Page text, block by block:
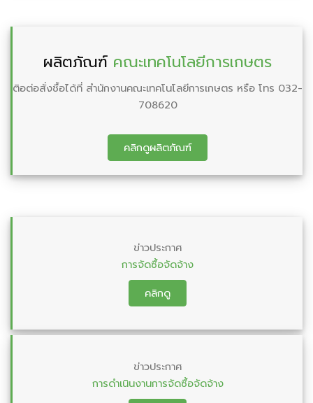
ผลิตภัณฑ์ คณะเทคโนโลยีการเกษตร
ติอต่อสั่งชื้อได้ที่ สำนักงานคณะเทคโนโลยีการเกษตร หรือ โทร 032-
708620
คลิกดูผลิตภัณฑ์
ข่าวประกาศ
การจัดซื้อจัดจ้าง
คลิกดู
ข่าวประกาศ
การดำเนินงานการจัดซื้อจัดจ้าง